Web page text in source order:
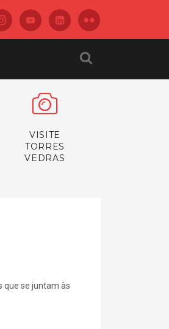
VISITE
TORRES
VEDRAS
que se juntam às